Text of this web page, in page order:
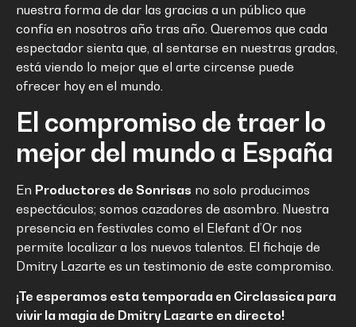
nuestra forma de dar las gracias a un público que
confía en nosotros año tras año. Queremos que cada
espectador sienta que, al sentarse en nuestras gradas,
está viendo lo mejor que el arte circense puede
ofrecer hoy en el mundo.
El compromiso de traer lo
mejor del mundo a España
En Productores de Sonrisas no solo producimos
espectáculos; somos cazadores de asombro. Nuestra
presencia en festivales como el Elefant d’Or nos
permite localizar a los nuevos talentos . El fichaje de
Dmitry Lazarte es un testimonio de este compromiso.
¡Te esperamos esta temporada en Circlassica para
vivir la magia de Dmitry Lazarte en directo!